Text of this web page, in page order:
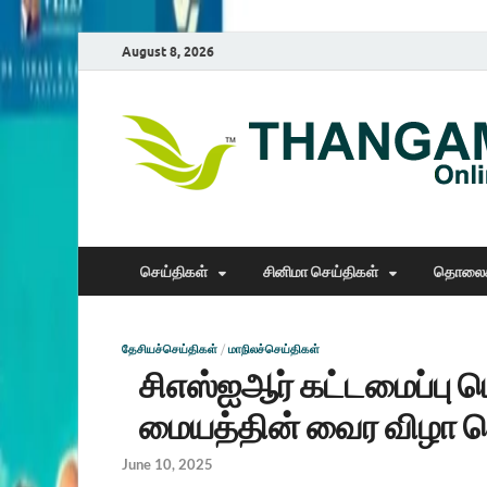
August 8, 2026
செய்திகள் சினிமா செய்திகள்
தேசியச்செய்திகள் / மாநிலச்செய்திகள்
சிஎஸ்ஐஆர் கட்டமைப்பு
மையத்தின் வைர
June 10, 2025